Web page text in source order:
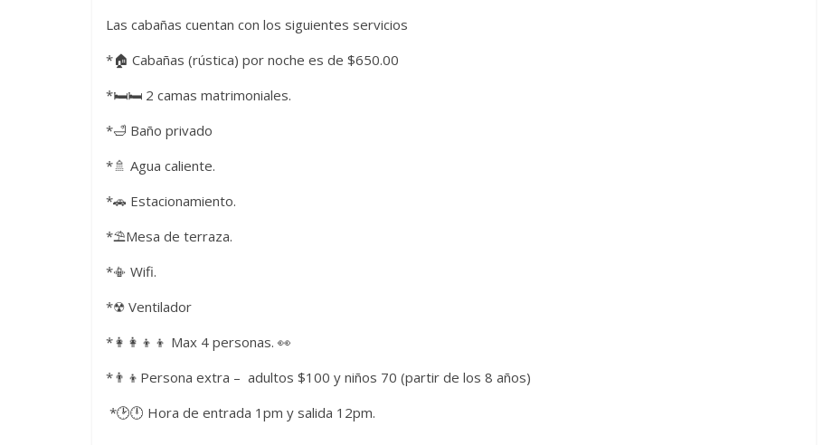
Las cabañas cuentan con los siguientes servicios
*🏠 Cabañas (rústica) por noche es de $650.00
*🛏️🛏️ 2 camas matrimoniales.
*🛁 Baño privado
*🚿 Agua caliente.
*🚗 Estacionamiento.
*⛱️Mesa de terraza.
*📳 Wifi.
*☢ Ventilador
*👩👩👦👦 Max 4 personas. 👀
*👨👦Persona extra – adultos $100 y niños 70 (partir de los 8 años)
*🕑🕛 Hora de entrada 1pm y salida 12pm.